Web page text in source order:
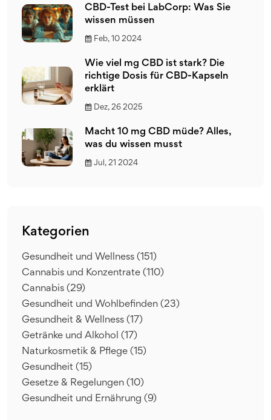
CBD-Test bei LabCorp: Was Sie
wissen müssen
Feb, 10 2024
Wie viel mg CBD ist stark? Die
richtige Dosis für CBD-Kapseln
erklärt
Dez, 26 2025
Macht 10 mg CBD müde? Alles,
was du wissen musst
Jul, 21 2024
Kategorien
Gesundheit und Wellness (151)
Cannabis und Konzentrate (110)
Cannabis (29)
Gesundheit und Wohlbefinden (23)
Gesundheit & Wellness (17)
Getränke und Alkohol (17)
Naturkosmetik & Pflege (15)
Gesundheit (15)
Gesetze & Regelungen (10)
Gesundheit und Ernährung (9)